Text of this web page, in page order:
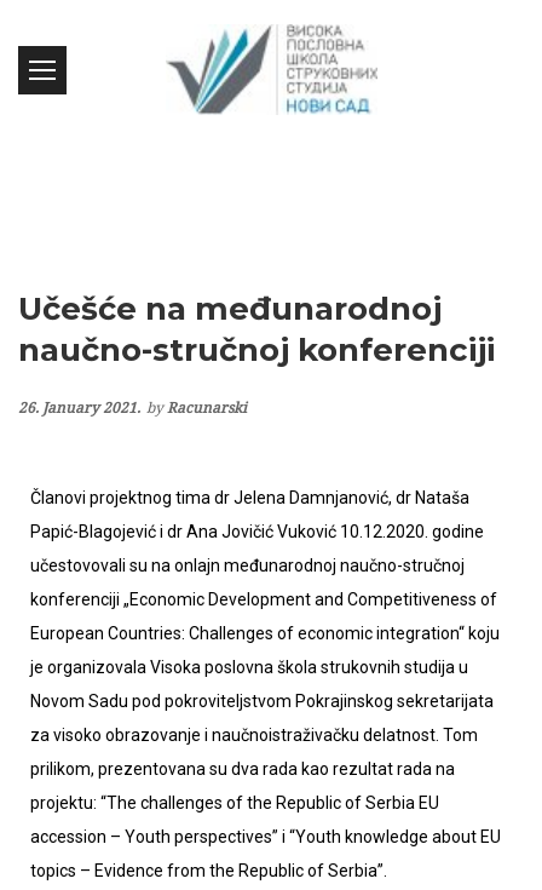
Učešće na međunarodnoj
naučno-stručnoj konferenciji
26. January 2021. byRacunarski
Članovi projektnog tima dr Jelena Damnjanović, dr Nataša
Papić-Blagojević i dr Ana Jovičić Vuković 10.12.2020. godine
učestovovali su na onlajn međunarodnoj naučno-stručnoj
konferenciji „Economic Development and Competitiveness of
European Countries: Challenges of economic integration“ koju
je organizovala Visoka poslovna škola strukovnih studija u
Novom Sadu pod pokroviteljstvom Pokrajinskog sekretarijata
za visoko obrazovanje i naučnoistraživačku delatnost. Tom
prilikom, prezentovana su dva rada kao rezultat rada na
projektu: “The challenges of the Republic of Serbia EU
accession – Youth perspectives” i “Youth knowledge about EU
topics – Evidence from the Republic of Serbia”.